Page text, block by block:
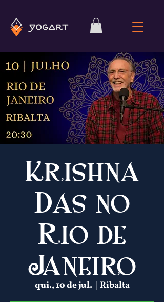
Krishna
Das no
Rio de
Janeiro
qui., 10 de jul.
  |
Ribalta